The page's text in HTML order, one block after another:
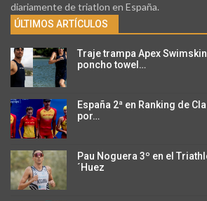
diariamente de triatlon en España.
ÚLTIMOS ARTÍCULOS
Traje trampa Apex
poncho towel…
España 2ª en Ranking de
por…
Pau Noguera 3º en el
´Huez